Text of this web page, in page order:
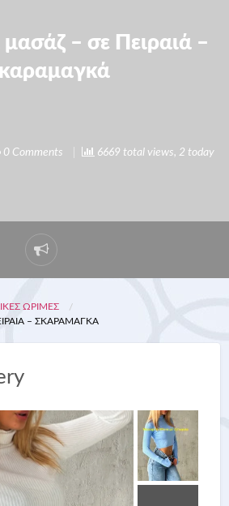
μασάζ – σε Πειραιά –
0 Comments 6669 total views, 2 today
ΏΡΙΜΕΣ
– ΣΚΑΡΑΜΑΓΚΆ